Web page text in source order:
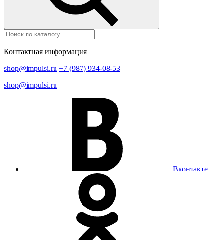
Контактная информация
shop@impulsi.ru +7 (987) 934-08-53
shop@impulsi.ru
Вконтакте